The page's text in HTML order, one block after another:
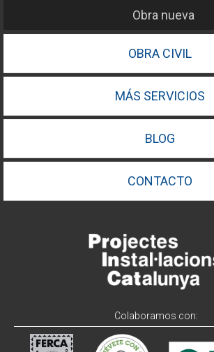
Obra nueva
OBRA CIVIL
MÁS SERVICIOS
BLOG
CONTACTO
Colaboramos con: